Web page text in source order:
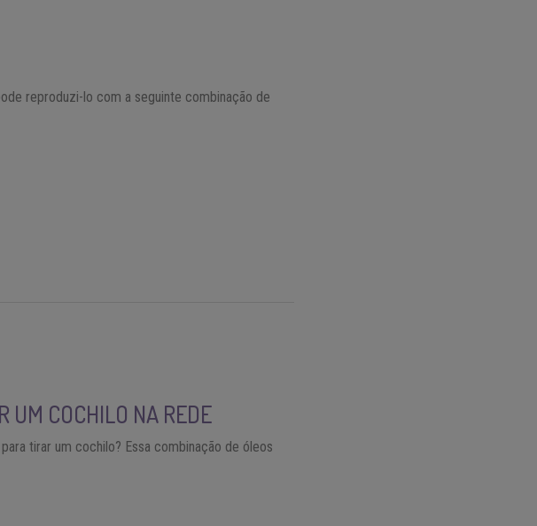
reproduzi-lo com a seguinte combinação de
UM COCHILO NA REDE
tirar um cochilo? Essa combinação de óleos